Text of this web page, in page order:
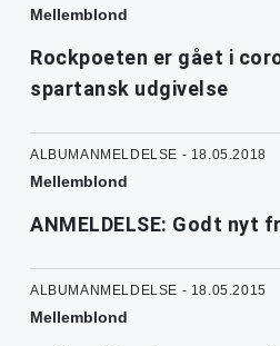
Mellemblond
Rockpoeten er gået i
spartansk udgivelse
ALBUMANMELDELSE - 18.05.2018
Mellemblond
ANMELDELSE: Godt nyt
ALBUMANMELDELSE - 18.05.2015
Mellemblond